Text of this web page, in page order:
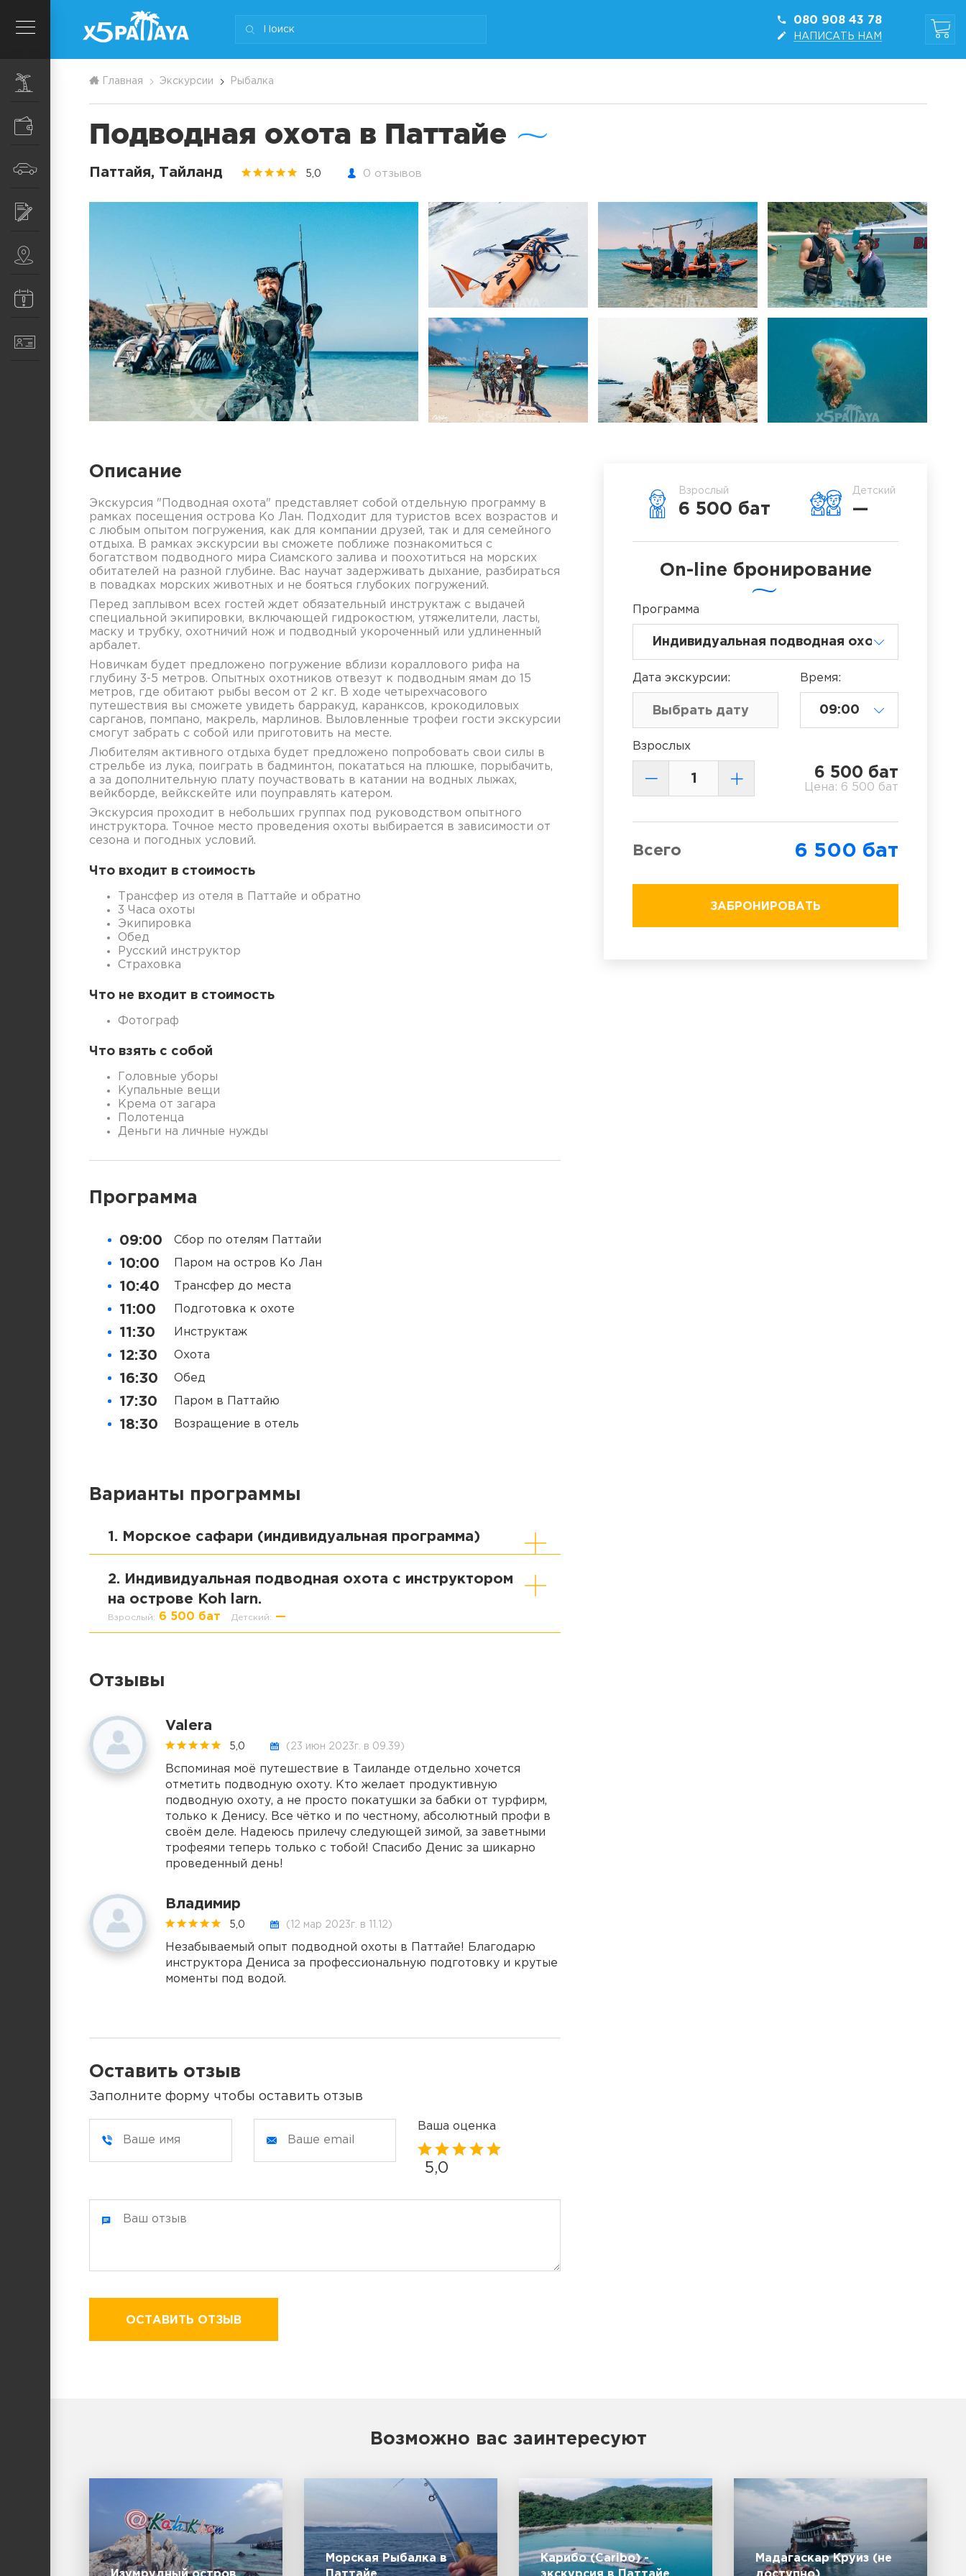
Экскурсии
Шопинг
Транспорт
Информация
Контакты
080 908 43 78
НАПИСАТЬ НАМ
Главная Экскурсии Рыбалка
Подводная охота в Паттайе
Паттайя, Тайланд 5,0 0 отзывов
Описание
Экскурсия "Подводная охота" представляет собой отдельную программу в
рамках посещения острова Ко Лан. Подходит для туристов всех возрастов и
с любым опытом погружения, как для компании друзей, так и для семейного
отдыха. В рамках экскурсии вы сможете поближе познакомиться с
богатством подводного мира Сиамского залива и поохотиться на морских
обитателей на разной глубине. Вас научат задерживать дыхание, разбираться
в повадках морских животных и не бояться глубоких погружений.
Перед заплывом всех гостей ждет обязательный инструктаж с выдачей
специальной экипировки, включающей гидрокостюм, утяжелители, ласты,
маску и трубку, охотничий нож и подводный укороченный или удлиненный
арбалет.
Новичкам будет предложено погружение вблизи кораллового рифа на
глубину 3-5 метров. Опытных охотников отвезут к подводным ямам до 15
метров, где обитают рыбы весом от 2 кг. В ходе четырехчасового
путешествия вы сможете увидеть барракуд, каранксов, крокодиловых
сарганов, помпано, макрель, марлинов. Выловленные трофеи гости экскурсии
смогут забрать с собой или приготовить на месте.
Любителям активного отдыха будет предложено попробовать свои силы в
стрельбе из лука, поиграть в бадминтон, покататься на плюшке, порыбачить,
а за дополнительную плату поучаствовать в катании на водных лыжах,
вейкборде, вейкскейте или поуправлять катером.
Экскурсия проходит в небольших группах под руководством опытного
инструктора. Точное место проведения охоты выбирается в зависимости от
сезона и погодных условий.
Что входит в стоимость
Трансфер из отеля в Паттайе и обратно
3 Часа охоты
Экипировка
Обед
Русский инструктор
Страховка
Что не входит в стоимость
Фотограф
Что взять с собой
Головные уборы
Купальные вещи
Крема от загара
Полотенца
Деньги на личные нужды
Программа
09:00 Сбор по отелям Паттайи
10:00 Паром на остров Ко Лан
10:40 Трансфер до места
11:00 Подготовка к охоте
11:30 Инструктаж
12:30 Охота
16:30 Обед
17:30 Паром в Паттайю
18:30 Возращение в отель
Варианты программы
1. Морское сафари (индивидуальная программа)
2. Индивидуальная подводная охота с инструктором
на острове Koh larn.
Взрослый: 6 500 бат Детский: —
Отзывы
Valera
5,0 (23 июн 2023г. в 09.39)
Вспоминая моё путешествие в Таиланде отдельно хочется
отметить подводную охоту. Кто желает продуктивную
подводную охоту, а не просто покатушки за бабки от турфирм,
только к Денису. Все чётко и по честному, абсолютный профи в
своём деле. Надеюсь прилечу следующей зимой, за заветными
трофеями теперь только с тобой! Спасибо Денис за шикарно
проведенный день!
Владимир
5,0 (12 мар 2023г. в 11.12)
Незабываемый опыт подводной охоты в Паттайе! Благодарю
инструктора Дениса за профессиональную подготовку и крутые
моменты под водой.
Оставить отзыв
Заполните форму чтобы оставить отзыв
Ваша оценка
5,0
ОСТАВИТЬ ОТЗЫВ
Взрослый
6 500 бат
Детский
—
On-line бронирование
Программа
Дата экскурсии: Время:
Взрослых
6 500 бат
Цена: 6 500 бат
Всего 6 500 бат
ЗАБРОНИРОВАТЬ
Возможно вас заинтересуют
Морская Рыбалка в
Карибо (Caribo) -
Мадагаскар Круиз (не